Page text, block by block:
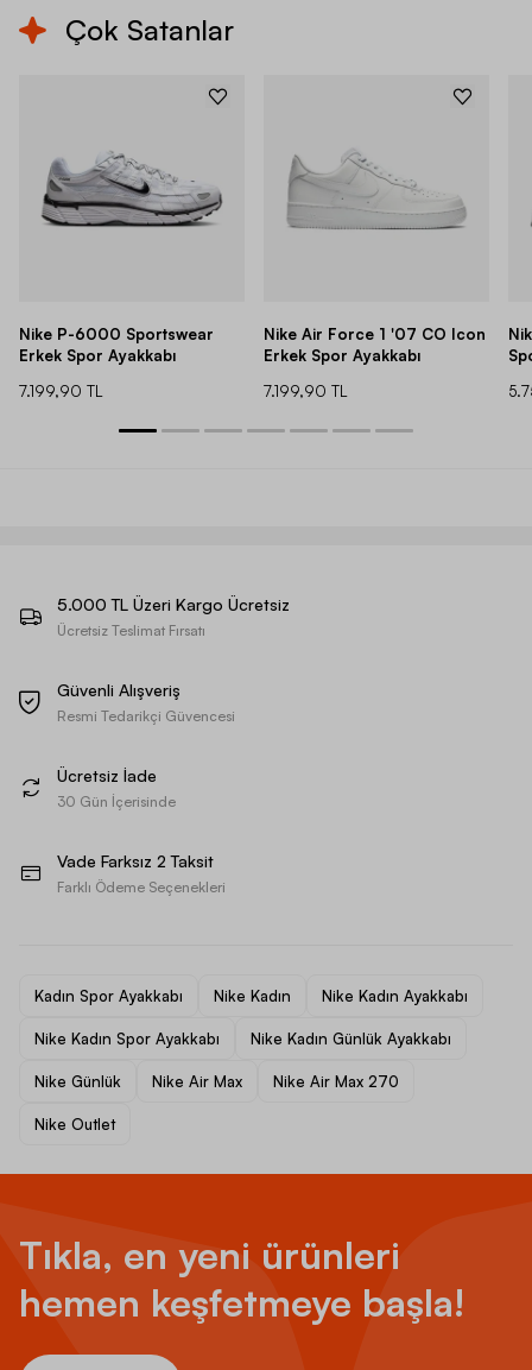
Çok Satanlar
Nike P-6000 Sportswear
Erkek Spor Ayakkabı
7.199,90 TL
Nike Air Force 1 '07 CO Icon
Erkek Spor Ayakkabı
7.199,90 TL
5.000 TL Üzeri Kargo Ücretsiz
Ücretsiz Teslimat Fırsatı
Güvenli Alışveriş
Resmi Tedarikçi Güvencesi
Ücretsiz İade
30 Gün İçerisinde
Vade Farksız 2 Taksit
Farklı Ödeme Seçenekleri
Kadın Spor Ayakkabı Nike Kadın Nike Kadın Ayakkabı
Nike Kadın Spor Ayakkabı Nike Kadın Günlük Ayakkabı
Nike Günlük Nike Air Max Nike Air Max 270
Nike Outlet
Tıkla, en yeni ürünleri
hemen keşfetmeye başla!